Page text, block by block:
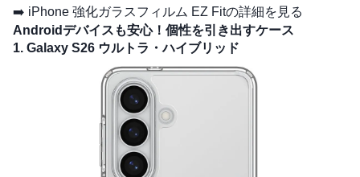
➡️ iPhone 強化ガラスフィルム EZ Fitの詳細を見る
Androidデバイスも安心！個性を引き出すケース
1. Galaxy S26 ウルトラ・ハイブリッド